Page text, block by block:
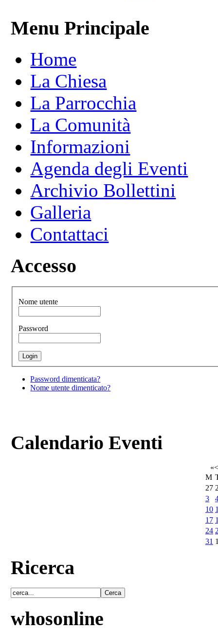
Menu Principale
Home
La Chiesa
La Parrocchia
La Comunità
Informazioni
Agenda degli Eventi
Archivio Bollettini
Galleria
Contattaci
Accesso
Nome utente
Password
Password dimenticata?
Nome utente dimenticato?
Calendario Eventi
«<
M
27
3
10
17
24
31
Ricerca
whosonline